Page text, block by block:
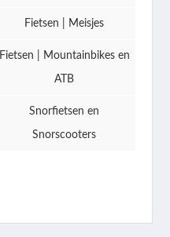
Fietsen | Meisjes
Fietsen | Mountainbikes en
ATB
Snorfietsen en
Snorscooters